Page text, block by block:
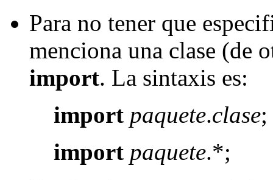
Para no tener que
menciona una clase (de
import. La sintaxis es:
import paquete.clase;
import paquete.*;